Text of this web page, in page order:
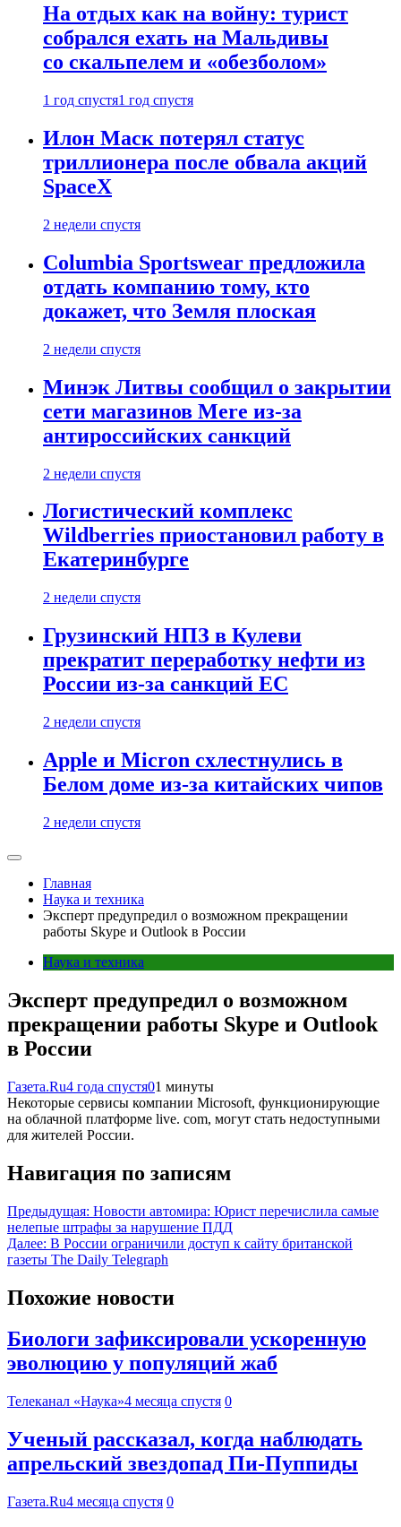
На отдых как на войну: турист
собрался ехать на Мальдивы
со скальпелем и «обезболом»
1 год спустя1 год спустя
Илон Маск потерял статус
триллионера после обвала акций
SpaceX
2 недели спустя
Columbia Sportswear предложила
отдать компанию тому, кто
докажет, что Земля плоская
2 недели спустя
Минэк Литвы сообщил о закрытии
сети магазинов Mere из-за
антироссийских санкций
2 недели спустя
Логистический комплекс
Wildberries приостановил работу в
Екатеринбурге
2 недели спустя
Грузинский НПЗ в Кулеви
прекратит переработку нефти из
России из-за санкций ЕС
2 недели спустя
Apple и Micron схлестнулись в
Белом доме из-за китайских чипов
2 недели спустя
Главная
Наука и техника
Эксперт предупредил о возможном прекращении
работы Skype и Outlook в России
Наука и техника
Эксперт предупредил о возможном
прекращении работы Skype и Outlook
в России
Газета.Ru4 года спустя01 минуты
Некоторые сервисы компании Microsoft, функционирующие
на облачной платформе live. com, могут стать недоступными
для жителей России.
Навигация по записям
Предыдущая: Новости автомира: Юрист перечислила самые
нелепые штрафы за нарушение ПДД
Далее: В России ограничили доступ к сайту британской
газеты The Daily Telegraph
Похожие новости
Биологи зафиксировали ускоренную
эволюцию у популяций жаб
Телеканал «Наука»4 месяца спустя 0
Ученый рассказал, когда наблюдать
апрельский звездопад Пи-Пуппиды
Газета.Ru4 месяца спустя 0